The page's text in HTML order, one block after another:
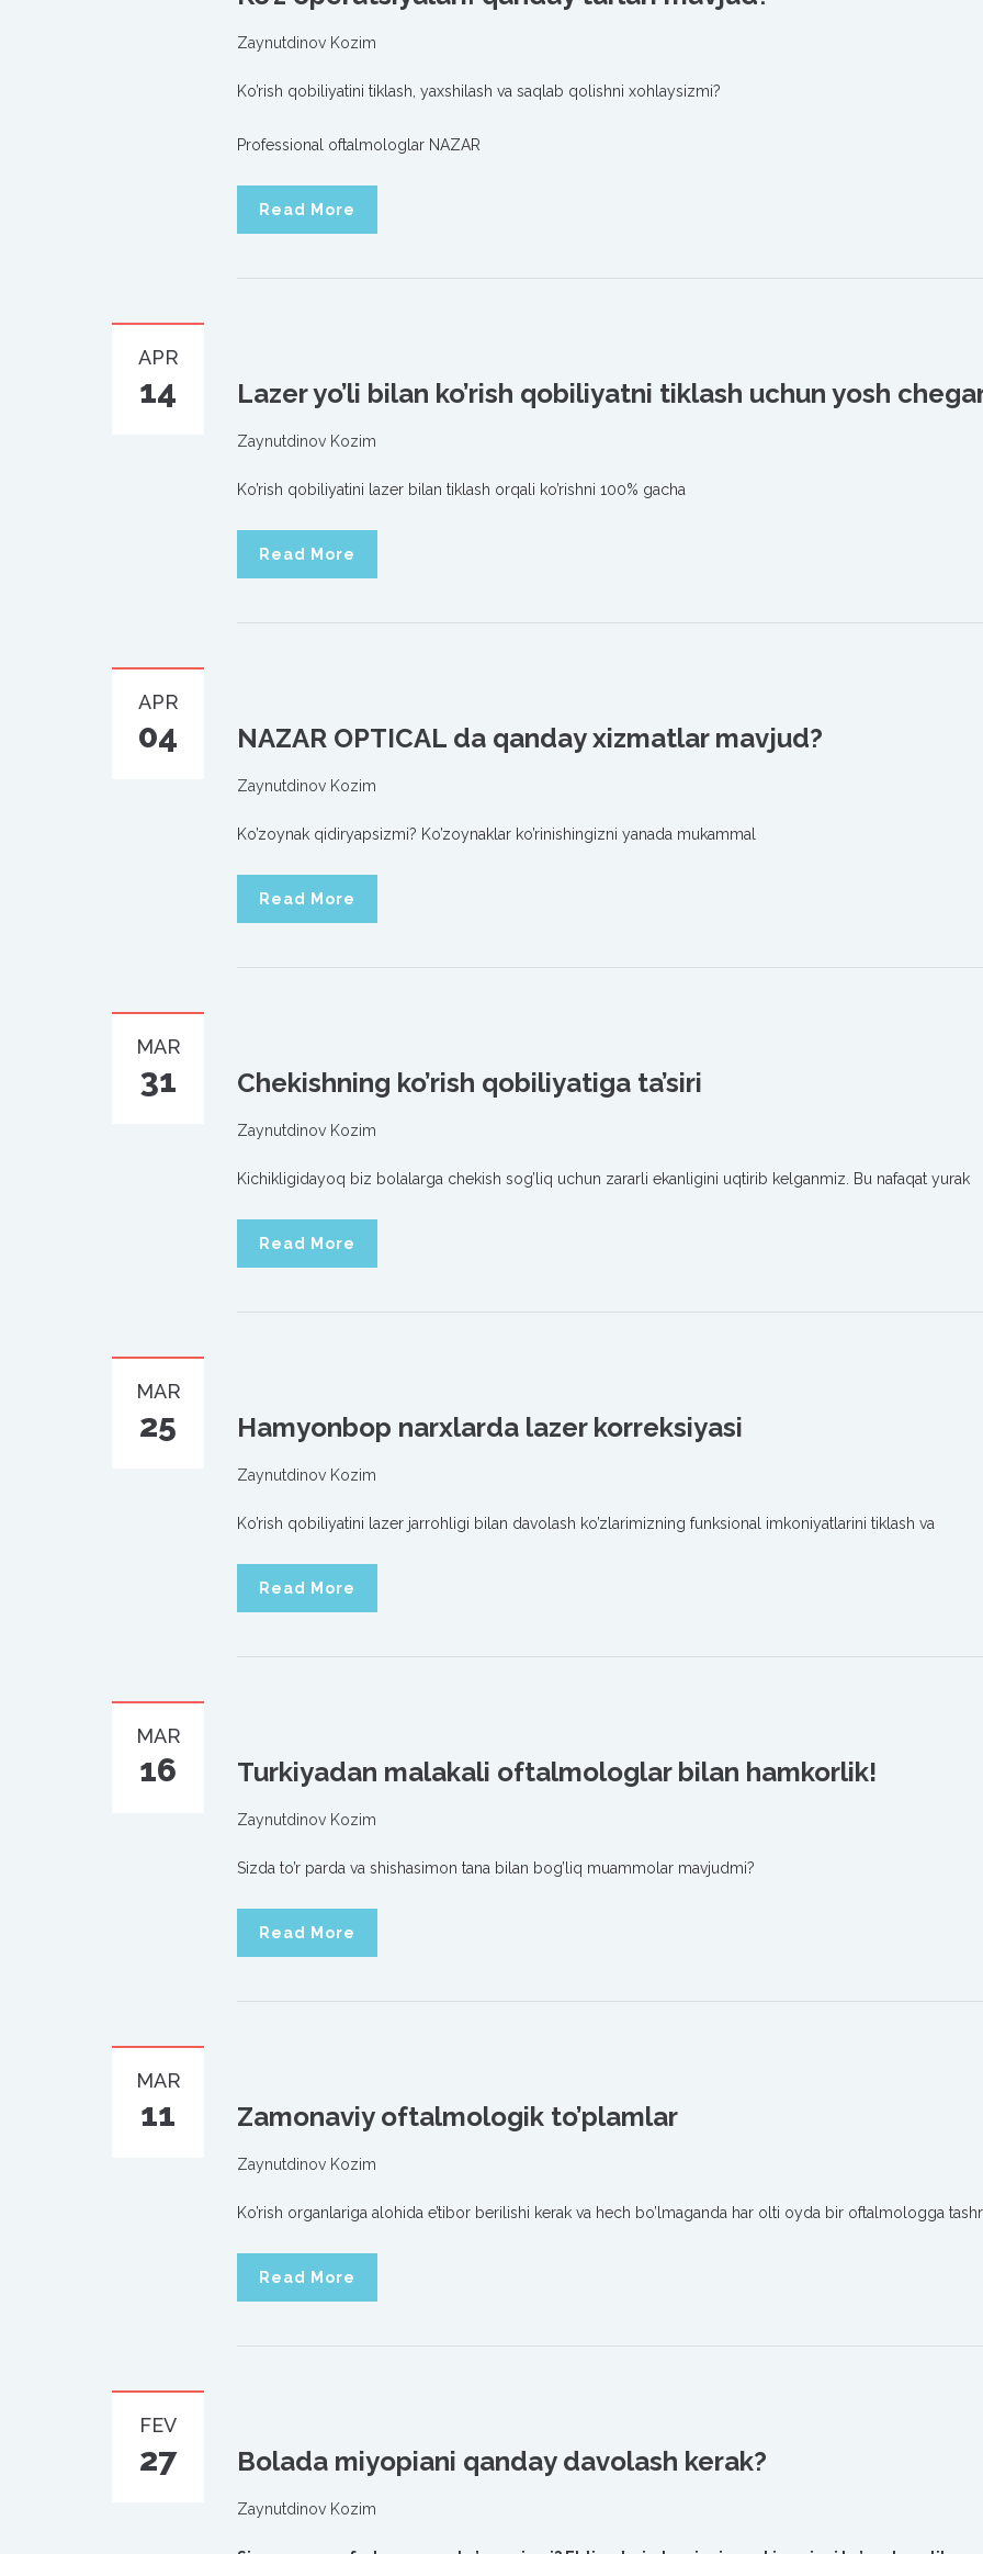
Zaynutdinov Kozim
Ko’rish qobiliyatini tiklash, yaxshilash va saqlab qolishni xohlaysizmi?
Professional oftalmologlar NAZAR
Read More
APR
14 Lazer yo’li bilan ko’rish qobiliyatni tiklash uchun yosh
Zaynutdinov Kozim
Ko’rish qobiliyatini lazer bilan tiklash orqali ko’rishni 100% gacha
Read More
APR
04 NAZAR OPTICAL da qanday xizmatlar mavjud?
Zaynutdinov Kozim
Ko’zoynak qidiryapsizmi? Ko’zoynaklar ko’rinishingizni yanada mukammal
Read More
MAR
31 Chekishning ko’rish qobiliyatiga ta’siri
Zaynutdinov Kozim
Kichikligidayoq biz bolalarga chekish sog’liq uchun zararli ekanligini uqtirib kelganmiz. Bu nafaqat yurak
Read More
MAR
25 Hamyonbop narxlarda lazer korreksiyasi
Zaynutdinov Kozim
Ko’rish qobiliyatini lazer jarrohligi bilan davolash ko’zlarimizning funksional imkoniyatlarini tiklash va
Read More
MAR
16 Turkiyadan malakali oftalmologlar bilan hamkorlik!
Zaynutdinov Kozim
Sizda to’r parda va shishasimon tana bilan bog’liq muammolar mavjudmi?
Read More
MAR
11 Zamonaviy oftalmologik to’plamlar
Zaynutdinov Kozim
Ko’rish organlariga alohida e’tibor berilishi kerak va hech bo’lmaganda har olti oyda bir oftalmologga
Read More
FEV
27 Bolada miyopiani qanday davolash kerak?
Zaynutdinov Kozim